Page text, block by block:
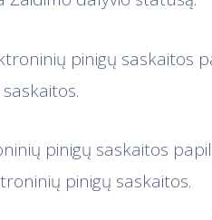
pinigų saskaitos
pinigų saskaitos
pinigų saskaitos.